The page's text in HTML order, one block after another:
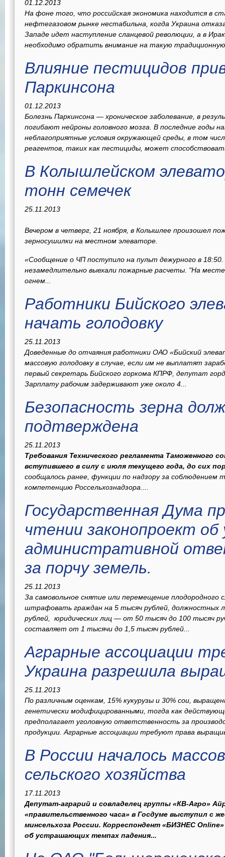
01.12.2013
На фоне того, что российская экономика находится в
нефтегазовом рынке нестабильна, когда Украина
Западе идет наступление сланцевой революции, а в
необходимо обратить внимание на такую
Влияние пестицидов
Паркинсона
01.12.2013
Болезнь Паркинсона — хроническое заболевание, в
погибают нейроны головного мозга. В последние годы
неблагоприятные условия окружающей среды, в том
реагентов, таких как пестициды, может
В Колышлейском
тонн семечек
25.11.2013
Вечером в четверг, 21 ноября, в Колышлее произошел
зерносушилки на местном элеваторе.
«Сообщение о ЧП поступило на пульт дежурного в
незамедлительно выехали пожарные расчеты. "На
огнем...
Работники Бийского
начать голодовку
25.11.2013
Доведенные до отчаяния работники ОАО «Бийский
массовую голодовку в случае, если им не выплатят
первый секретарь Бийского горкома КПРФ, депутат
Зарплату рабочим задерживают уже около 4...
Безопасность зерна
подтверждена
25.11.2013
Требования Технического регламента Таможенного
вступившего в силу с июля текущего года, до сих
сообщалось ранее, функции по надзору за соблюдением
компетенцию Россельхознадзора....
Государственная Дума
чтении законопроект об
административной
за порчу земель.
25.11.2013
За самовольное снятие или перемещение плодородного
штрафовать граждан на 5 тысяч рублей, должностных
рублей, юридических лиц — от 50 тысяч до 100 тысяч
составляет от 1 тысячи до 1,5 тысяч рублей...
Аграрные ассоциации
Украина разрешила
25.11.2013
По различным оценкам, 15% кукурузы и 30% сои,
генетически модифицированными, тогда как
предполагает уголовную ответственность за
продукции. Аграрные ассоциации требуют права
В России началось
сельского хозяйства
17.11.2013
Депутат-аграрий и совладелец группы «КВ-Агро»
«правительственного часа» в Госдуме выступил с
минсельхоза России. Корреспондент «БИЗНЕС
об устрашающих темпах падения...